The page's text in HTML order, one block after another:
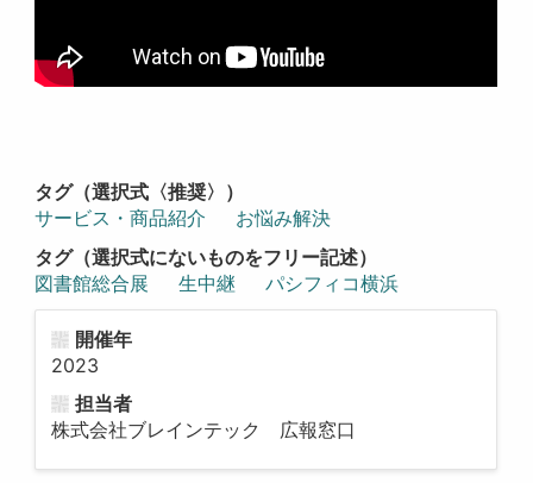
タグ（選択式〈推奨〉）
サービス・商品紹介
お悩み解決
タグ（選択式にないものをフリー記述）
図書館総合展
生中継 パシフィコ横浜
開催年
2023
担当者
株式会社ブレインテック 広報窓口